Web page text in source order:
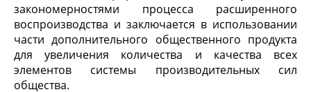
закономерностями процесса расширенного
воспроизводства и заключается в использовании
части дополнительного общественного продукта
для увеличения количества и качества всех
элементов системы производительных сил
общества.